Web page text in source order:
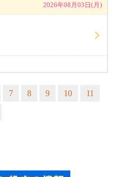
2026年08月03日(月)
7 8 9 10
11